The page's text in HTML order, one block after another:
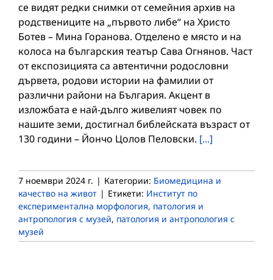
се видят редки снимки от семейния архив на
родствениците на „първото либе“ на Христо
Ботев – Мина Горанова. Отделено е място и на
колоса на българския театър Сава Огнянов. Част
от експозицията са автентични родословни
дървета, родови истории на фамилии от
различни райони на България. Акцент в
изложбата е най-дълго живелият човек по
нашите земи, достигнал библейската възраст от
130 години – Йончо Цолов Пеловски. [...]
7 ноември 2024 г. | Категории: Биомедицина и
качество на живот | Етикети: Институт по
експериментална морфология, патология и
антропология с музей, патология и антропология с
музей